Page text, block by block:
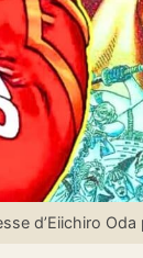
d’Eiichiro Oda